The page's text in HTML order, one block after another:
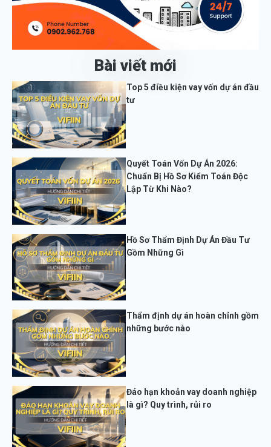
Bài viết mới
Top 5 điều kiện vay vốn dự án đầu
tư
Quyết Toán Vốn Dự Án 2026:
Chuẩn Bị Hồ Sơ Kiểm Toán Độc
Lập Từ Khi Nào?
Hồ Sơ Thẩm Định Dự Án Đầu Tư
Gồm Những Gì
Thẩm định dự án hoàn chỉnh gồm
những bước nào
Đáo hạn khoản vay doanh nghiệp
là gì? Quy trình, rủi ro